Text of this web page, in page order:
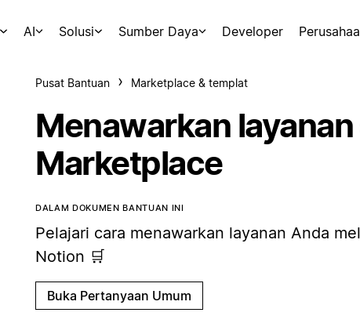
AI Solusi Sumber Daya Developer
Pusat Bantuan Marketplace & templat
Menawarkan
Marketplace
DALAM DOKUMEN BANTUAN INI
Pelajari cara menawarkan layanan Anda
Notion 🛒
Buka Pertanyaan Umum